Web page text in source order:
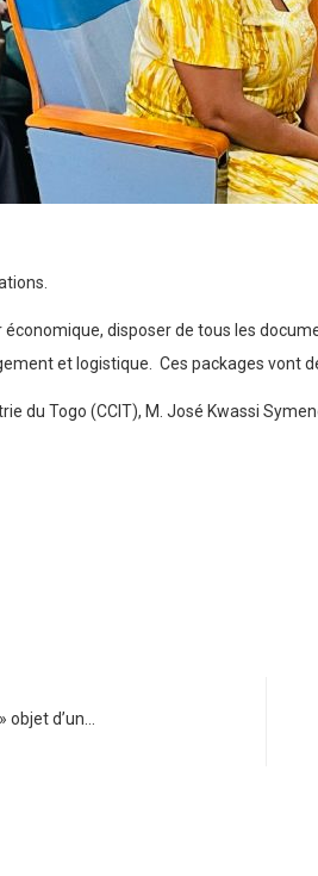
disposer de tous les
et logistique. Ces packages vont de
du Togo (CCIT), M. José Kwassi
objet d’un…